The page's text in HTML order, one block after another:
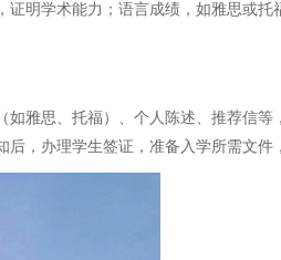
明学术能力；语言成绩，如雅思或托
雅思、托福）、个人陈述、推荐信等
，办理学生签证，准备入学所需文件